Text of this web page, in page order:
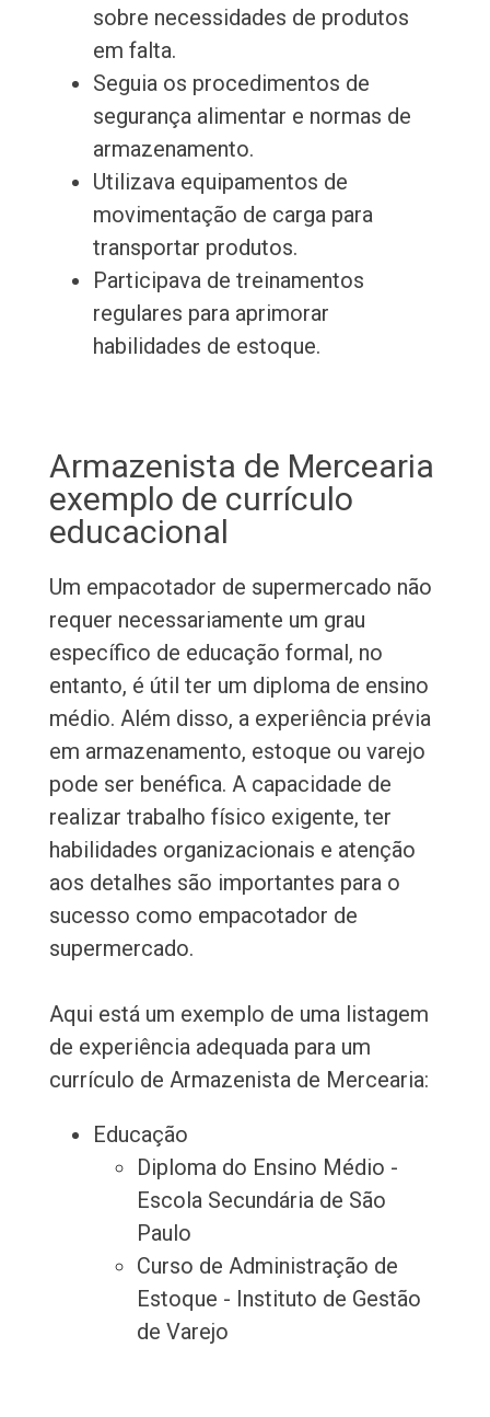
sobre necessidades de produtos
em falta.
Seguia os procedimentos de
segurança alimentar e normas de
armazenamento.
Utilizava equipamentos de
movimentação de carga para
transportar produtos.
Participava de treinamentos
regulares para aprimorar
habilidades de estoque.
Armazenista de Mercearia
exemplo de currículo
educacional
Um empacotador de supermercado não
requer necessariamente um grau
específico de educação formal, no
entanto, é útil ter um diploma de ensino
médio. Além disso, a experiência prévia
em armazenamento, estoque ou varejo
pode ser benéfica. A capacidade de
realizar trabalho físico exigente, ter
habilidades organizacionais e atenção
aos detalhes são importantes para o
sucesso como empacotador de
supermercado.
Aqui está um exemplo de uma listagem
de experiência adequada para um
currículo de Armazenista de Mercearia:
Educação
Diploma do Ensino Médio -
Escola Secundária de São
Paulo
Curso de Administração de
Estoque - Instituto de Gestão
de Varejo